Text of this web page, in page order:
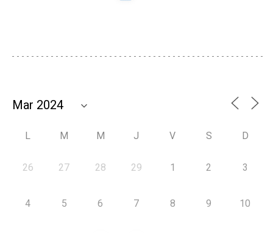
L M M J V S D
26 27 28 29 1 2 3
4 5 6 7 8 9 10